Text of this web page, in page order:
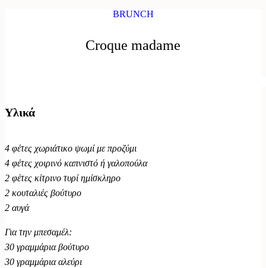
BRUNCH
Croque madame
Υλικά
4 φέτες χωριάτικο ψωμί με προζύμι
4 φέτες χοιρινό καπνιστό ή γαλοπούλα
2 φέτες κίτρινο τυρί ημίσκληρο
2 κουταλιές βούτυρο
2 αυγά
Για την μπεσαμέλ:
30 γραμμάρια βούτυρο
30 γραμμάρια αλεύρι